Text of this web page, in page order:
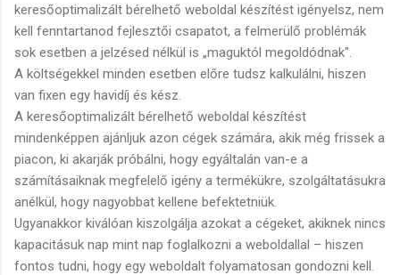
keresőoptimalizált bérelhető weboldal készítést igényelsz, nem
kell fenntartanod fejlesztői csapatot, a felmerülő problémák
sok esetben a jelzésed nélkül is „maguktól megoldódnak".
A költségekkel minden esetben előre tudsz kalkulálni, hiszen
van fixen egy havidíj és kész.
A keresőoptimalizált bérelhető weboldal készítést
mindenképpen ajánljuk azon cégek számára, akik még frissek a
piacon, ki akarják próbálni, hogy egyáltalán van-e a
számításaiknak megfelelő igény a termékükre, szolgáltatásukra
anélkül, hogy nagyobbat kellene befektetniük.
Ugyanakkor kiválóan kiszolgálja azokat a cégeket, akiknek nincs
kapacitásuk nap mint nap foglalkozni a weboldallal – hiszen
fontos tudni, hogy egy weboldalt folyamatosan gondozni kell.